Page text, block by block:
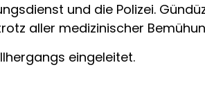
und die Polizei.
aller medizinischer
eingeleitet.